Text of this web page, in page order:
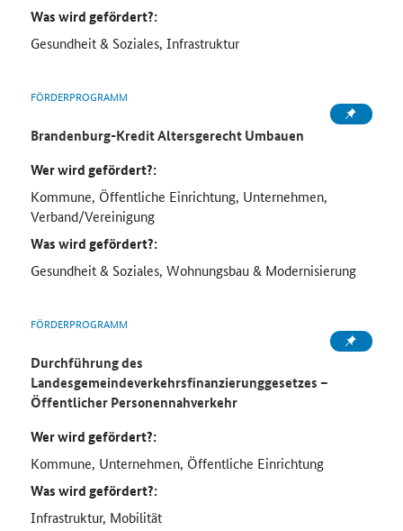
Was wird gefördert?:
Gesundheit & Soziales, Infrastruktur
FÖRDERPROGRAMM
Brandenburg-Kredit Altersgerecht Umbauen
Wer wird gefördert?:
Kommune, Öffentliche Einrichtung, Unternehmen,
Verband/Vereinigung
Was wird gefördert?:
Gesundheit & Soziales, Wohnungsbau & Modernisierung
FÖRDERPROGRAMM
Durchführung des
Landesgemeindeverkehrsfinanzierunggesetzes –
Öffentlicher Personennahverkehr
Wer wird gefördert?:
Kommune, Unternehmen, Öffentliche Einrichtung
Was wird gefördert?:
Infrastruktur, Mobilität